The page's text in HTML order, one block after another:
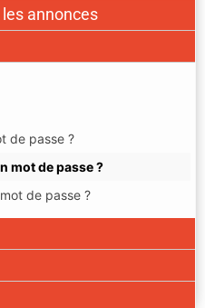
annonces
de passe ?
mot de passe ?
de passe ?